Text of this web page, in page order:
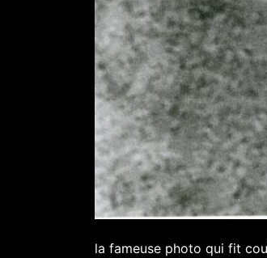
la fameuse photo qui fit